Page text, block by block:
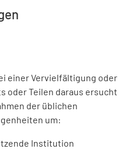
einer Vervielfältigung oder
oder Teilen daraus ersucht
der üblichen
um:
Institution